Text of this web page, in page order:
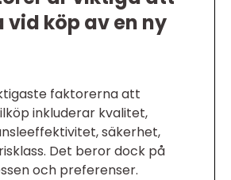
köp av en ny
faktorerna att
inkluderar kvalitet,
säkerhet,
Det beror dock på
och preferenser.